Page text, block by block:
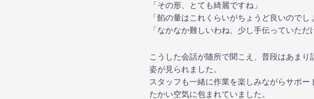
「その形、とても綺麗ですね」
「餡の量はこれくらいがちょうど良いのでし
「なかなか難しいわね、少し手伝っていただ
こうした会話が随所で聞こえ、普段はあま
姿が見られました。
スタッフも一緒に作業を楽しみながらサポ
たかい空気に包まれていました。